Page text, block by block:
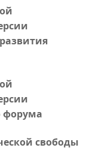
форума
свободы